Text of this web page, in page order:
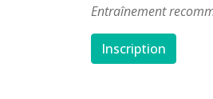
Entraînement
Inscription